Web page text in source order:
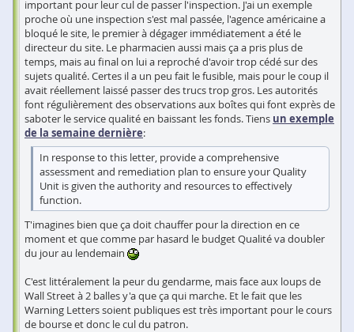
important pour leur cul de passer l'inspection. J'ai un exemple
proche où une inspection s'est mal passée, l'agence américaine a
bloqué le site, le premier à dégager immédiatement a été le
directeur du site. Le pharmacien aussi mais ça a pris plus de
temps, mais au final on lui a reproché d'avoir trop cédé sur des
sujets qualité. Certes il a un peu fait le fusible, mais pour le coup il
avait réellement laissé passer des trucs trop gros. Les autorités
font régulièrement des observations aux boîtes qui font exprès de
saboter le service qualité en baissant les fonds. Tiens un exemple
de la semaine dernière:
In response to this letter, provide a comprehensive
assessment and remediation plan to ensure your Quality
Unit is given the authority and resources to effectively
function.
T'imagines bien que ça doit chauffer pour la direction en ce
moment et que comme par hasard le budget Qualité va doubler
du jour au lendemain
C'est littéralement la peur du gendarme, mais face aux loups de
Wall Street à 2 balles y'a que ça qui marche. Et le fait que les
Warning Letters soient publiques est très important pour le cours
de bourse et donc le cul du patron.